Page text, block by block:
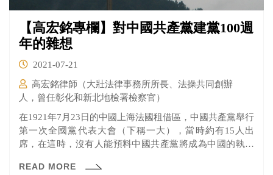
【高宏銘專欄】對中國共產黨建黨100週
年的雜想
2021-07-21
高宏銘律師（大壯法律事務所所長、法操共同創辦
人，曾任彰化和新北地檢署檢察官）
在1921年7月23日的中國上海法國租借區，中國共產黨舉行
第一次全國黨代表大會（下稱一大），當時約有15人出
席，在這時，沒有人能預料中國共產黨將成為中國的執政
https://zh.wikipedia.org/wiki/
READ MORE